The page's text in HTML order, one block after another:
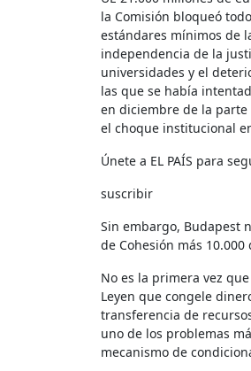
la Comisión bloqueó
estándares mínimos de
independencia de la
universidades y el
las que se había
en diciembre de la
el choque institucional
Únete a EL PAÍS para
suscribir
Sin embargo, Budapest
de Cohesión más
No es la primera vez
Leyen que congele
transferencia de
uno de los problemas
mecanismo de